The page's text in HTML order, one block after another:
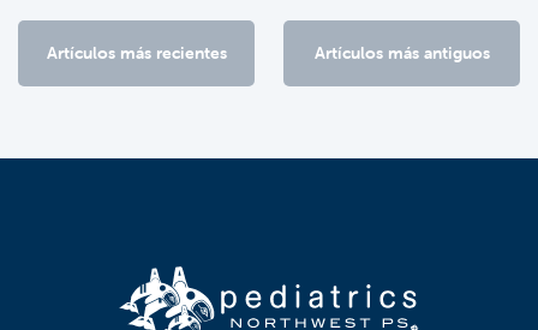
Artículos más recientes Artículos más antiguos